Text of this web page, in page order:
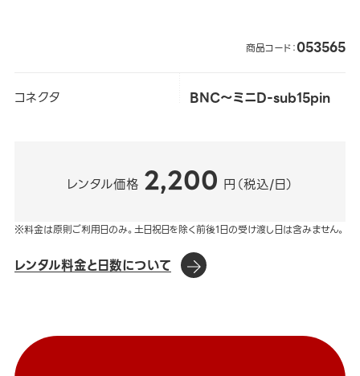
商品コード：053565
コネクタ BNC～ミニD-sub15pin
レンタル価格 2,200 円（税込/日）
※料金は原則ご利用日のみ。土日祝日を除く前後1日の受け渡し日は含みません。
レンタル料金と日数について